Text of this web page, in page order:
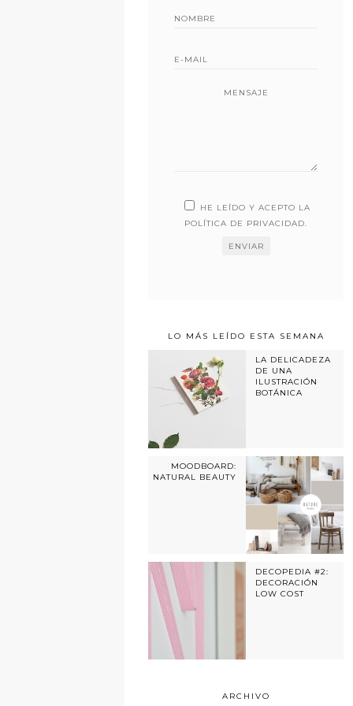
MENSAJE
HE LEÍDO Y ACEPTO LA
POLÍTICA DE PRIVACIDAD.
LO MÁS LEÍDO ESTA SEMANA
LA DELICADEZA
DE UNA
ILUSTRACIÓN
BOTÁNICA
MOODBOARD:
NATURAL BEAUTY
DECOPEDIA #2:
DECORACIÓN
LOW COST
ARCHIVO